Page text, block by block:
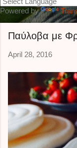
Powered by
Παύλοβα με
April 28, 2016